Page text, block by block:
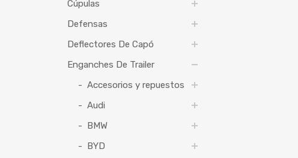
Cúpulas
Defensas
Deflectores De Capó
Enganches De Trailer
Accesorios y repuestos
Audi
BMW
BYD